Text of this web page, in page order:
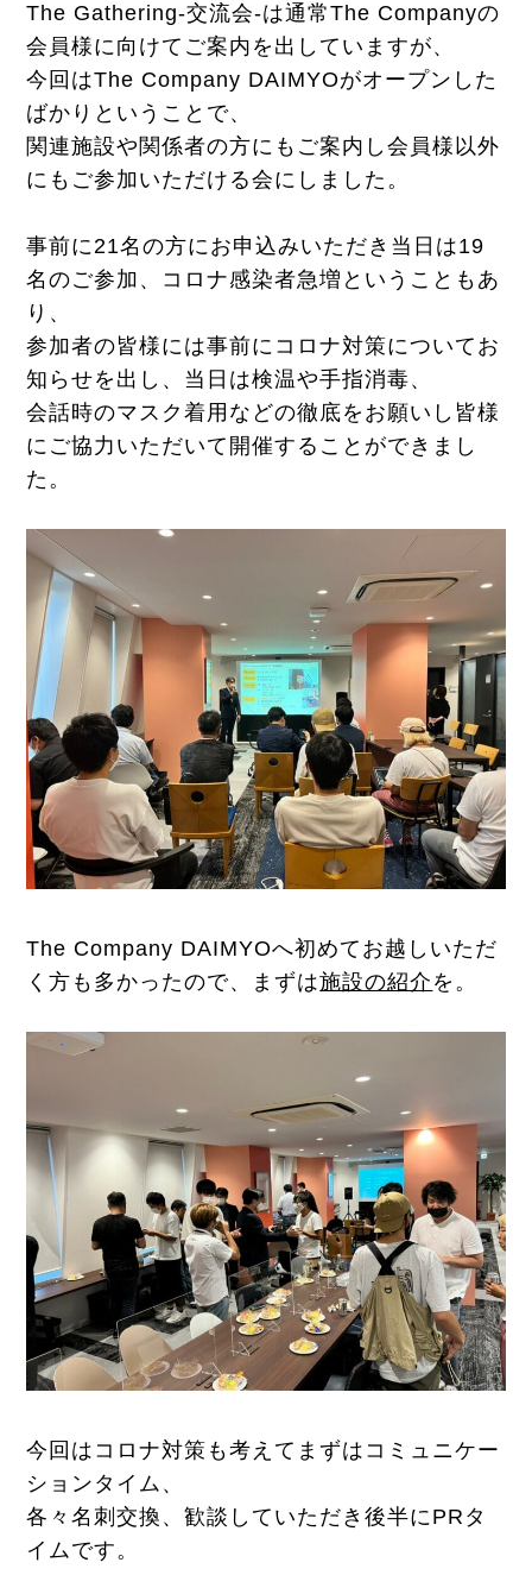
The Gathering-交流会-は通常The Companyの
会員様に向けてご案内を出していますが、
今回はThe Company DAIMYOがオープンした
ばかりということで、
関連施設や関係者の方にもご案内し会員様以外
にもご参加いただける会にしました。
事前に21名の方にお申込みいただき当日は19
名のご参加、コロナ感染者急増ということもあ
り、
参加者の皆様には事前にコロナ対策についてお
知らせを出し、当日は検温や手指消毒、
会話時のマスク着用などの徹底をお願いし皆様
にご協力いただいて開催することができまし
た。
The Company DAIMYOへ初めてお越しいただ
く方も多かったので、まずは施設の紹介 を。
今回はコロナ対策も考えてまずはコミュニケー
ションタイム、
各々名刺交換、歓談していただき後半にPRタ
イムです。